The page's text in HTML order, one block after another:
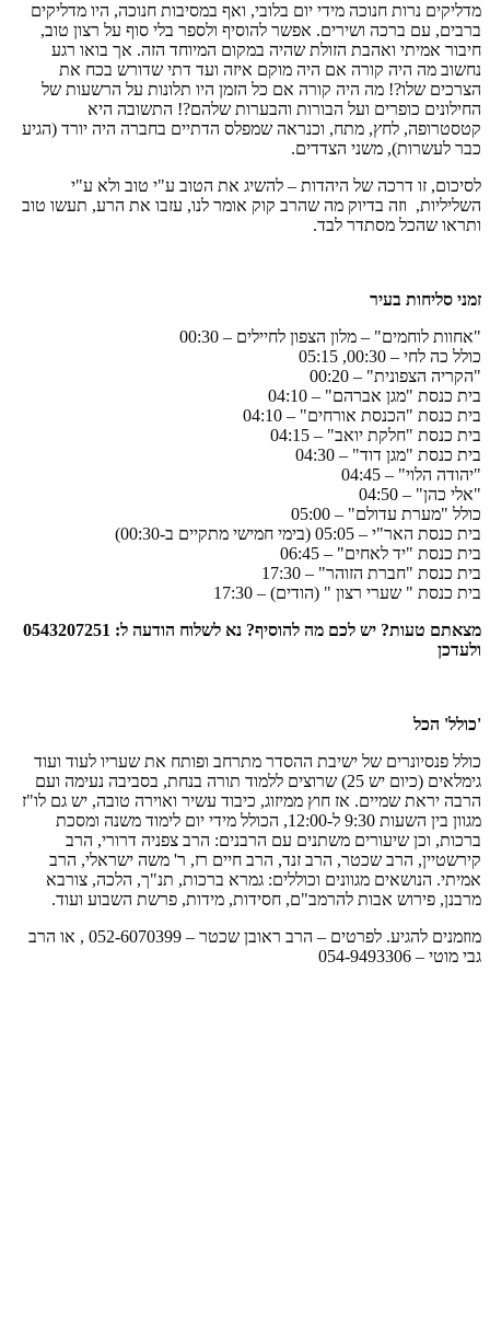
מדליקים נרות חנוכה מידי יום בלובי, ואף במסיבות חנוכה, היו מדליקים
ברבים, עם ברכה ושירים. אפשר להוסיף ולספר בלי סוף על רצון טוב,
חיבור אמיתי ואהבת הזולת שהיה במקום המיוחד הזה. אך בואו רגע
נחשוב מה היה קורה אם היה מוקם איזה ועד דתי שדורש בכח את
הצרכים שלו?! מה היה קורה אם כל הזמן היו תלונות על הרשעות של
החילונים כופרים ועל הבורות והבערות שלהם?! התשובה היא
קטסטרופה, לחץ, מתח, וכנראה שמפלס הדתיים בחברה היה יורד (הגיע
כבר לעשרות), משני הצדדים.
לסיכום, זו דרכה של היהדות – להשיג את הטוב ע"י טוב ולא ע"י
השליליות, וזה בדיוק מה שהרב קוק אומר לנו, עזבו את הרע, תעשו טוב
ותראו שהכל מסתדר לבד.
זמני סליחות בעיר
"אחוות לוחמים" – מלון הצפון לחיילים – 00:30
כולל כה לחי – 00:30, 05:15
"הקריה הצפונית" – 00:20
בית כנסת "מגן אברהם" – 04:10
בית כנסת "הכנסת אורחים" – 04:10
בית כנסת "חלקת יואב" – 04:15
בית כנסת "מגן דוד" – 04:30
"יהודה הלוי" – 04:45
"אלי כהן" – 04:50
כולל "מערת עדולם" – 05:00
בית כנסת האר"י – 05:05 (בימי חמישי מתקיים ב-00:30)
בית כנסת "יד לאחים" – 06:45
בית כנסת "חברת הזוהר" – 17:30
בית כנסת " שערי רצון " (הודים) – 17:30
מצאתם טעות? יש לכם מה להוסיף? נא לשלוח הודעה ל: 0543207251
ולעדכן
'כולל' הכל
כולל פנסיונרים של ישיבת ההסדר מתרחב ופותח את שעריו לעוד ועוד
גימלאים (כיום יש 25) שרוצים ללמוד תורה בנחת, בסביבה נעימה ועם
הרבה יראת שמיים. אז חוץ ממיזוג, כיבוד עשיר ואוירה טובה, יש גם לו"ז
מגוון בין השעות 9:30 ל-12:00, הכולל מידי יום לימוד משנה ומסכת
ברכות, וכן שיעורים משתנים עם הרבנים: הרב צפניה דרורי, הרב
קירשטיין, הרב שכטר, הרב זנד, הרב חיים רז, ר' משה ישראלי, הרב
אמיתי. הנושאים מגוונים וכוללים: גמרא ברכות, תנ"ך, הלכה, צורבא
מרבנן, פירוש אבות להרמב"ם, חסידות, מידות, פרשת השבוע ועוד.
מוזמנים להגיע. לפרטים – הרב ראובן שכטר – 052-6070399 , או הרב
גבי מוטי – 054-9493306